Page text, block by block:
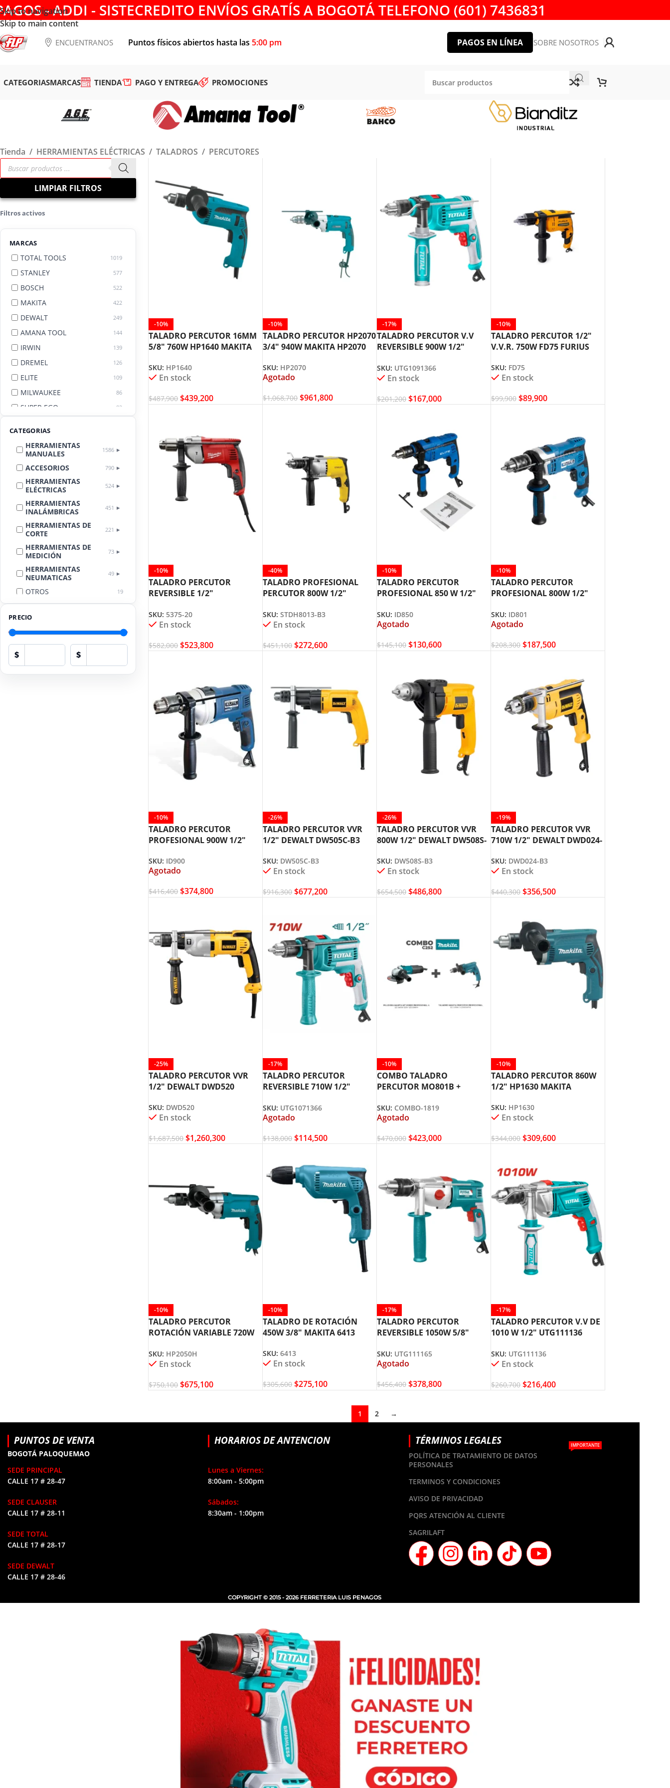
Skip to navigation
Skip to main content
- ADDI - SISTECREDITO ENVÍOS GRATÍS A BOGOTÁ TELEFONO (601) 7436831
ENCUENTRANOS Puntos físicos abiertos hasta las 5:00 pm PAGOS EN LÍNEA SOBRE NOSOTROS
CATEGORIASMARCAS TIENDA PAGO Y ENTREGA PROMOCIONES
Tienda / HERRAMIENTAS ELÉCTRICAS / TALADROS / PERCUTORES
LIMPIAR FILTROS
Filtros activos
MARCAS
TOTAL TOOLS 1019
STANLEY 577
BOSCH 522
MAKITA 422
DEWALT 249
AMANA TOOL 144
IRWIN 139
DREMEL 126
ELITE 109
MILWAUKEE 86
SUPER EGO 82
CATEGORIAS
HERRAMIENTAS
MANUALES
1586
ACCESORIOS 790
HERRAMIENTAS
ELÉCTRICAS
524
HERRAMIENTAS
INALÁMBRICAS
451
HERRAMIENTAS DE
CORTE
221
HERRAMIENTAS DE
MEDICIÓN
73
HERRAMIENTAS
NEUMATICAS
49
OTROS 19
LIMPIEZA
AUTOMOTRIZ
PROTECCIÓN
PERSONAL
17
HERRAMIENTAS
HIDRÁULICAS
PRECIO
$ $
-10%
TALADRO PERCUTOR 16MM
5/8″ 760W HP1640 MAKITA
SKU: HP1640
En stock
$487,900 $439,200
-10%
TALADRO PERCUTOR HP2070
3/4″ 940W MAKITA HP2070
SKU: HP2070
Agotado
$1,068,700 $961,800
-17%
TALADRO PERCUTOR V.V
REVERSIBLE 900W 1/2″
SKU: UTG1091366
En stock
$201,200 $167,000
-10%
TALADRO PERCUTOR 1/2″
V.V.R. 750W FD75 FURIUS
SKU: FD75
En stock
$99,900 $89,900
-10%
TALADRO PERCUTOR
REVERSIBLE 1/2″
SKU:5375-20
En stock
$582,000 $523,800
-40%
TALADRO PROFESIONAL
PERCUTOR 800W 1/2″
SKU:STDH8013-B3
En stock
$451,100 $272,600
-10%
TALADRO PERCUTOR
PROFESIONAL 850 W 1/2″
SKU: ID850
Agotado
$145,100 $130,600
-10%
TALADRO PERCUTOR
PROFESIONAL 800W 1/2″
SKU: ID801
Agotado
$208,300 $187,500
-10%
TALADRO PERCUTOR
PROFESIONAL 900W 1/2″
SKU: ID900
Agotado
$416,400 $374,800
-26%
TALADRO PERCUTOR VVR
1/2″ DEWALT DW505C-B3
SKU: DW505C-B3
En stock
$916,300 $677,200
-26%
TALADRO PERCUTOR VVR
800W 1/2″ DEWALT DW508S-
SKU: DW508S-B3
En stock
$654,500 $486,800
-19%
TALADRO PERCUTOR VVR
710W 1/2″ DEWALT DWD024-
SKU: DWD024-B3
En stock
$440,300 $356,500
-25%
TALADRO PERCUTOR VVR
1/2″ DEWALT DWD520
SKU: DWD520
En stock
$1,687,500 $1,260,300
-17%
TALADRO PERCUTOR
REVERSIBLE 710W 1/2″
SKU: UTG1071366
Agotado
$138,000 $114,500
-10%
COMBO TALADRO
PERCUTOR MO801B +
MAKITA
SKU: COMBO-1819
Agotado
$470,000 $423,000
-10%
TALADRO PERCUTOR 860W
1/2″ HP1630 MAKITA
SKU: HP1630
En stock
$344,000 $309,600
-10%
TALADRO PERCUTOR
ROTACIÓN VARIABLE 720W
SKU: HP2050H
En stock
$750,100 $675,100
-10%
TALADRO DE ROTACIÓN
450W 3/8″ MAKITA 6413
SKU:6413
En stock
$305,600 $275,100
-17%
TALADRO PERCUTOR
REVERSIBLE 1050W 5/8″
SKU: UTG111165
Agotado
$456,400 $378,800
-17%
TALADRO PERCUTOR V.V DE
1010 W 1/2″ UTG111136
SKU: UTG111136
En stock
$260,700 $216,400
1 2 →
PUNTOS DE VENTA
BOGOTÁ PALOQUEMAO
SEDE PRINCIPAL
CALLE 17 # 28-47
SEDE CLAUSER
CALLE 17 # 28-11
SEDE TOTAL
CALLE 17 # 28-17
SEDE DEWALT
CALLE 17 # 28-46
HORARIOS DE ANTENCION
Lunes a Viernes:
8:00am - 5:00pm
Sábados:
8:30am - 1:00pm
TÉRMINOS LEGALES
POLÍTICA DE TRATAMIENTO DE DATOS
PERSONALES
IMPORTANTE
TERMINOS Y CONDICIONES
AVISO DE PRIVACIDAD
PQRS ATENCIÓN AL CLIENTE
SAGRILAFT
COPYRIGHT © 2015 - 2026 FERRETERIA LUIS PENAGOS